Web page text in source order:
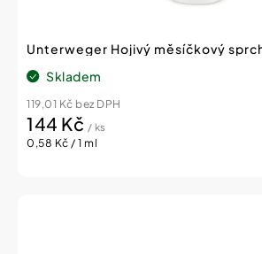
Unterweger Hojivý měsíčkový
Skladem
119,01 Kč bez DPH
144 Kč / ks
Měrná
0,58 Kč / 1 ml